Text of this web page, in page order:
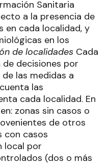
Sanitaria
a la presencia de
en cada localidad, y
en los
de localidades Cada
decisiones por
las medidas a
las
cada localidad. En
zonas sin casos o
de otros
con casos
local por
(dos o más